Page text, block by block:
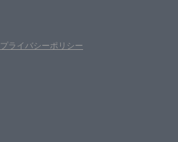
プライバシーポリシー